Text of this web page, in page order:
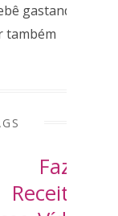
gastando
também
Fazer
Receitas